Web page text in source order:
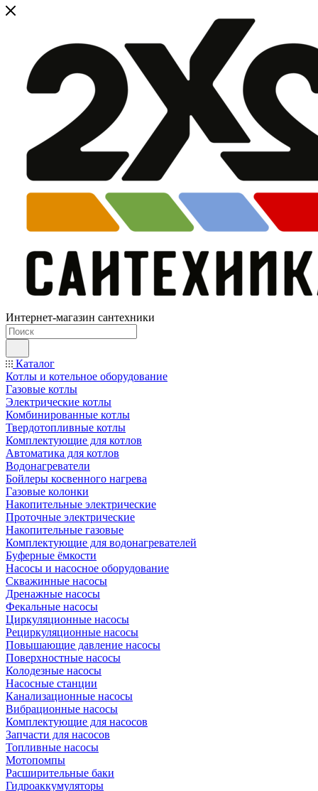
Интернет-магазин сантехники
Каталог
Котлы и котельное оборудование
Газовые котлы
Электрические котлы
Комбинированные котлы
Твердотопливные котлы
Комплектующие для котлов
Автоматика для котлов
Водонагреватели
Бойлеры косвенного нагрева
Газовые колонки
Накопительные электрические
Проточные электрические
Накопительные газовые
Комплектующие для водонагревателей
Буферные ёмкости
Насосы и насосное оборудование
Скважинные насосы
Дренажные насосы
Фекальные насосы
Циркуляционные насосы
Рециркуляционные насосы
Повышающие давление насосы
Поверхностные насосы
Колодезные насосы
Насосные станции
Канализационные насосы
Вибрационные насосы
Комплектующие для насосов
Запчасти для насосов
Топливные насосы
Мотопомпы
Расширительные баки
Гидроаккумуляторы